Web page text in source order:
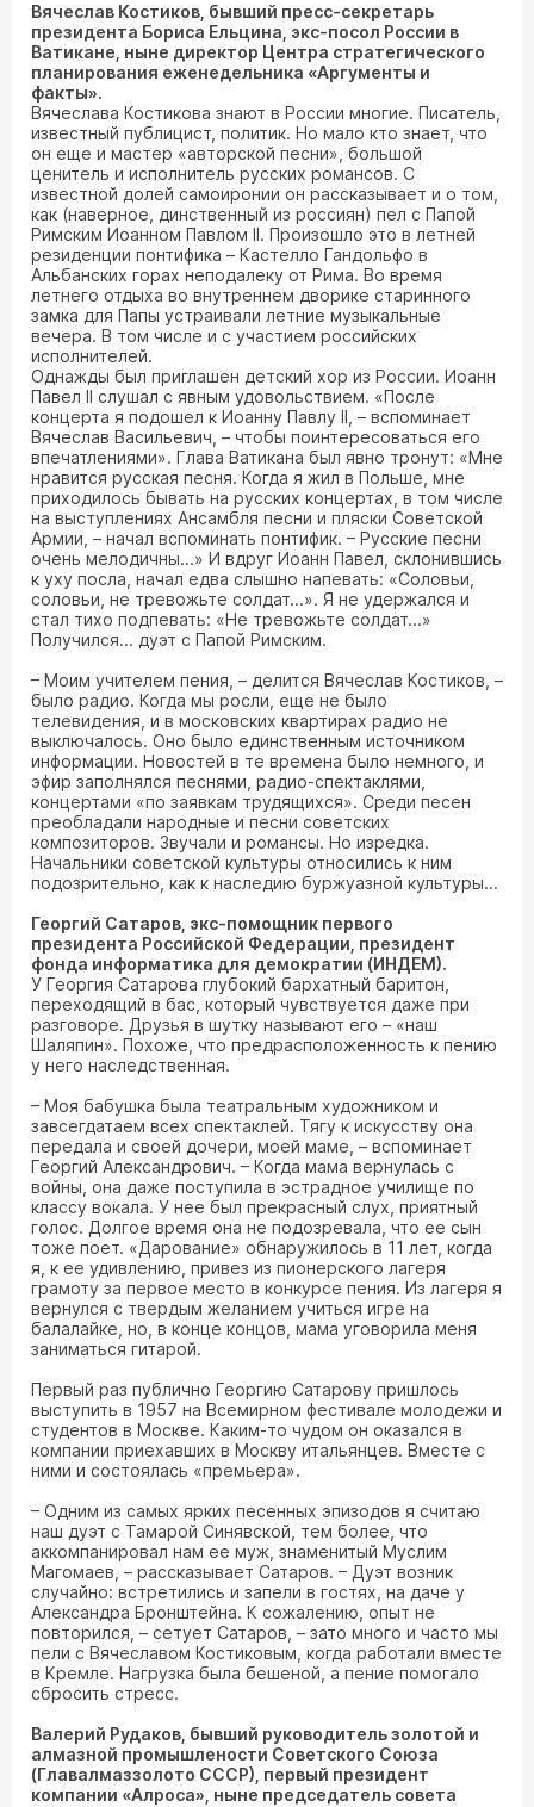
Вячеслав Костиков, бывший пресс-секретарь
президента Бориса Ельцина, экс-посол России в
Ватикане, ныне директор Центра стратегического
планирования еженедельника «Аргументы и
факты».
Вячеслава Костикова знают в России многие. Писатель,
известный публицист, политик. Но мало кто знает, что
он еще и мастер «авторской песни», большой
ценитель и исполнитель русских романсов. С
известной долей самоиронии он рассказывает и о том,
как (наверное, динственный из россиян) пел с Папой
Римским Иоанном Павлом II. Произошло это в летней
резиденции понтифика – Кастелло Гандольфо в
Альбанских горах неподалеку от Рима. Во время
летнего отдыха во внутреннем дворике старинного
замка для Папы устраивали летние музыкальные
вечера. В том числе и с участием российских
исполнителей.
Однажды был приглашен детский хор из России. Иоанн
Павел II слушал с явным удовольствием. «После
концерта я подошел к Иоанну Павлу II, – вспоминает
Вячеслав Васильевич, – чтобы поинтересоваться его
впечатлениями». Глава Ватикана был явно тронут: «Мне
нравится русская песня. Когда я жил в Польше, мне
приходилось бывать на русских концертах, в том числе
на выступлениях Ансамбля песни и пляски Cоветской
Aрмии, – начал вспоминать понтифик. – Русские песни
очень мелодичны...» И вдруг Иоанн Павел, склонившись
к уху посла, начал едва слышно напевать: «Соловьи,
соловьи, не тревожьте солдат...». Я не удержался и
стал тихо подпевать: «Не тревожьте солдат...»
Получился... дуэт с Папой Римским.
– Моим учителем пения, – делится Вячеслав Костиков, –
было радио. Когда мы росли, еще не было
телевидения, и в московских квартирах радио не
выключалось. Оно было единственным источником
информации. Новостей в те времена было немного, и
эфир заполнялся песнями, радио-спектаклями,
концертами «по заявкам трудящихся». Среди песен
преобладали народные и песни советских
композиторов. Звучали и романсы. Но изредка.
Начальники советской культуры относились к ним
подозрительно, как к наследию буржуазной культуры...
Георгий Сатаров, экс-помощник первого
президента Российской Федерации, президент
фонда информатика для демократии (ИНДЕМ).
У Георгия Сатарова глубокий бархатный баритон,
переходящий в бас, который чувствуется даже при
разговоре. Друзья в шутку называют его – «наш
Шаляпин». Похоже, что предрасположенность к пению
у него наследственная.
– Моя бабушка была театральным художником и
завсегдатаем всех спектаклей. Тягу к искусству она
передала и своей дочери, моей маме, – вспоминает
Георгий Александрович. – Когда мама вернулась с
войны, она даже поступила в эстрадное училище по
классу вокала. У нее был прекрасный слух, приятный
голос. Долгое время она не подозревала, что ее сын
тоже поет. «Дарование» обнаружилось в 11 лет, когда
я, к ее удивлению, привез из пионерского лагеря
грамоту за первое место в конкурсе пения. Из лагеря я
вернулся с твердым желанием учиться игре на
балалайке, но, в конце концов, мама уговорила меня
заниматься гитарой.
Первый раз публично Георгию Сатарову пришлось
выступить в 1957 на Всемирном фестивале молодежи и
студентов в Москве. Каким-то чудом он оказался в
компании приехавших в Москву итальянцев. Вместе с
ними и состоялась «премьера».
– Одним из самых ярких песенных эпизодов я считаю
наш дуэт с Тамарой Синявской, тем более, что
аккомпанировал нам ее муж, знаменитый Муслим
Магомаев, – рассказывает Сатаров. – Дуэт возник
случайно: встретились и запели в гостях, на даче у
Александра Бронштейна. К сожалению, опыт не
повторился, – сетует Сатаров, – зато много и часто мы
пели с Вячеславом Костиковым, когда работали вместе
в Кремле. Нагрузка была бешеной, а пение помогало
сбросить стресс.
Валерий Рудаков, бывший руководитель золотой и
алмазной промышлености Советского Союза
(Главалмаззолото СССР), первый президент
компании «Алроса», ныне председатель совета